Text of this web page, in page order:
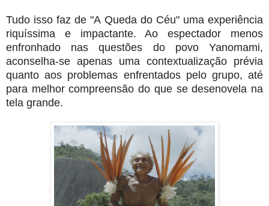
Tudo isso faz de "A Queda do Céu" uma experiência
riquíssima e impactante. Ao espectador menos
enfronhado nas questões do povo Yanomami,
aconselha-se apenas uma contextualização prévia
quanto aos problemas enfrentados pelo grupo, até
para melhor compreensão do que se desenovela na
tela grande.